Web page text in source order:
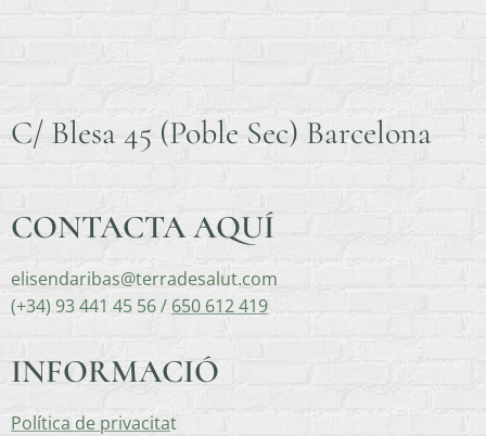
C/ Blesa 45 (Poble Sec) Barcelona
CONTACTA AQUÍ
elisendaribas@terradesalut.com
(+34) 93 441 45 56 / 650 612 419
INFORMACIÓ
Política de privacitat